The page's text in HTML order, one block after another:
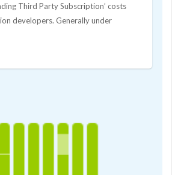
Third Party Subscription’ costs
developers. Generally under